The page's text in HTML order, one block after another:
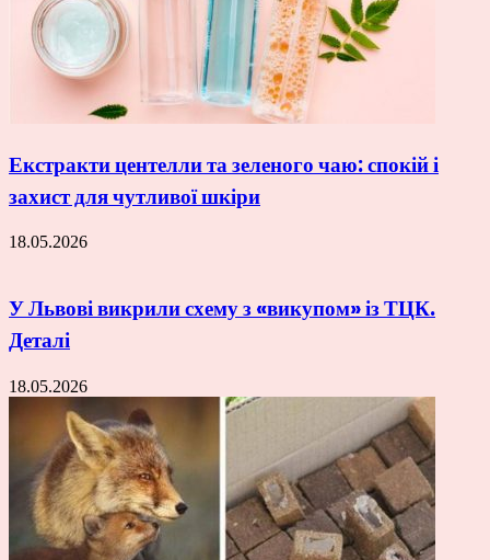
Екстракти центелли та зеленого чаю: спокій і
захист для чутливої шкіри
18.05.2026
У Львові викрили схему з «викупом» із ТЦК.
Деталі
18.05.2026